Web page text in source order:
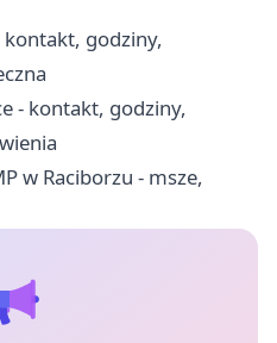
kontakt, godziny,
- kontakt, godziny,
w Raciborzu - msze,